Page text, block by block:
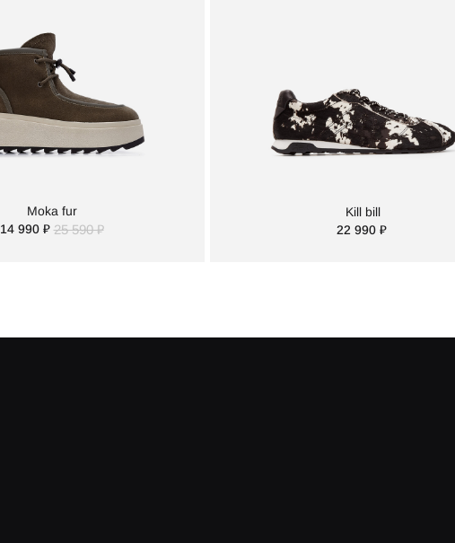
Moka fur
14 990 ₽ 25 590 ₽
Kill bill
22 990 ₽